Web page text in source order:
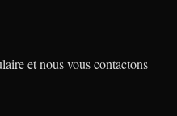
et nous vous contactons